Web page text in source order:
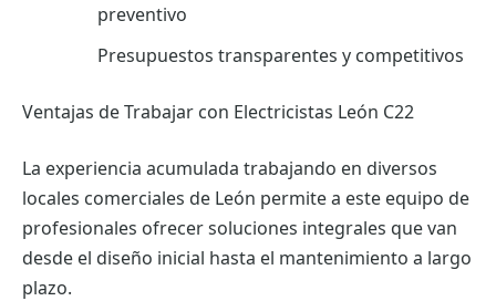
preventivo
Presupuestos transparentes y competitivos
Ventajas de Trabajar con Electricistas León C22
La experiencia acumulada trabajando en diversos
locales comerciales de León permite a este equipo de
profesionales ofrecer soluciones integrales que van
desde el diseño inicial hasta el mantenimiento a largo
plazo.